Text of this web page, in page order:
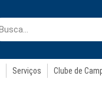
Serviços Clube de